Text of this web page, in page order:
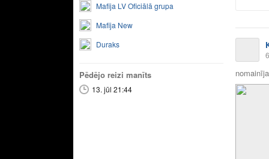
Mafija LV Oficiālā grupa
Mafija New
Duraks
Pēdējo reizi manīts
13. jūl 21:44